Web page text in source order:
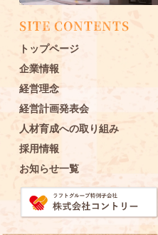
SITE CONTENTS
トップページ
企業情報
経営理念
経営計画発表会
人材育成への取り組み
採用情報
お知らせ一覧